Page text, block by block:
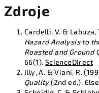
Zdroje
Cardelli, V. & Labuza,
Hazard Analysis to
Roasted and Ground
66(1). ScienceDirect
Illy, A. & Viani, R.
Quality(2nd ed.).